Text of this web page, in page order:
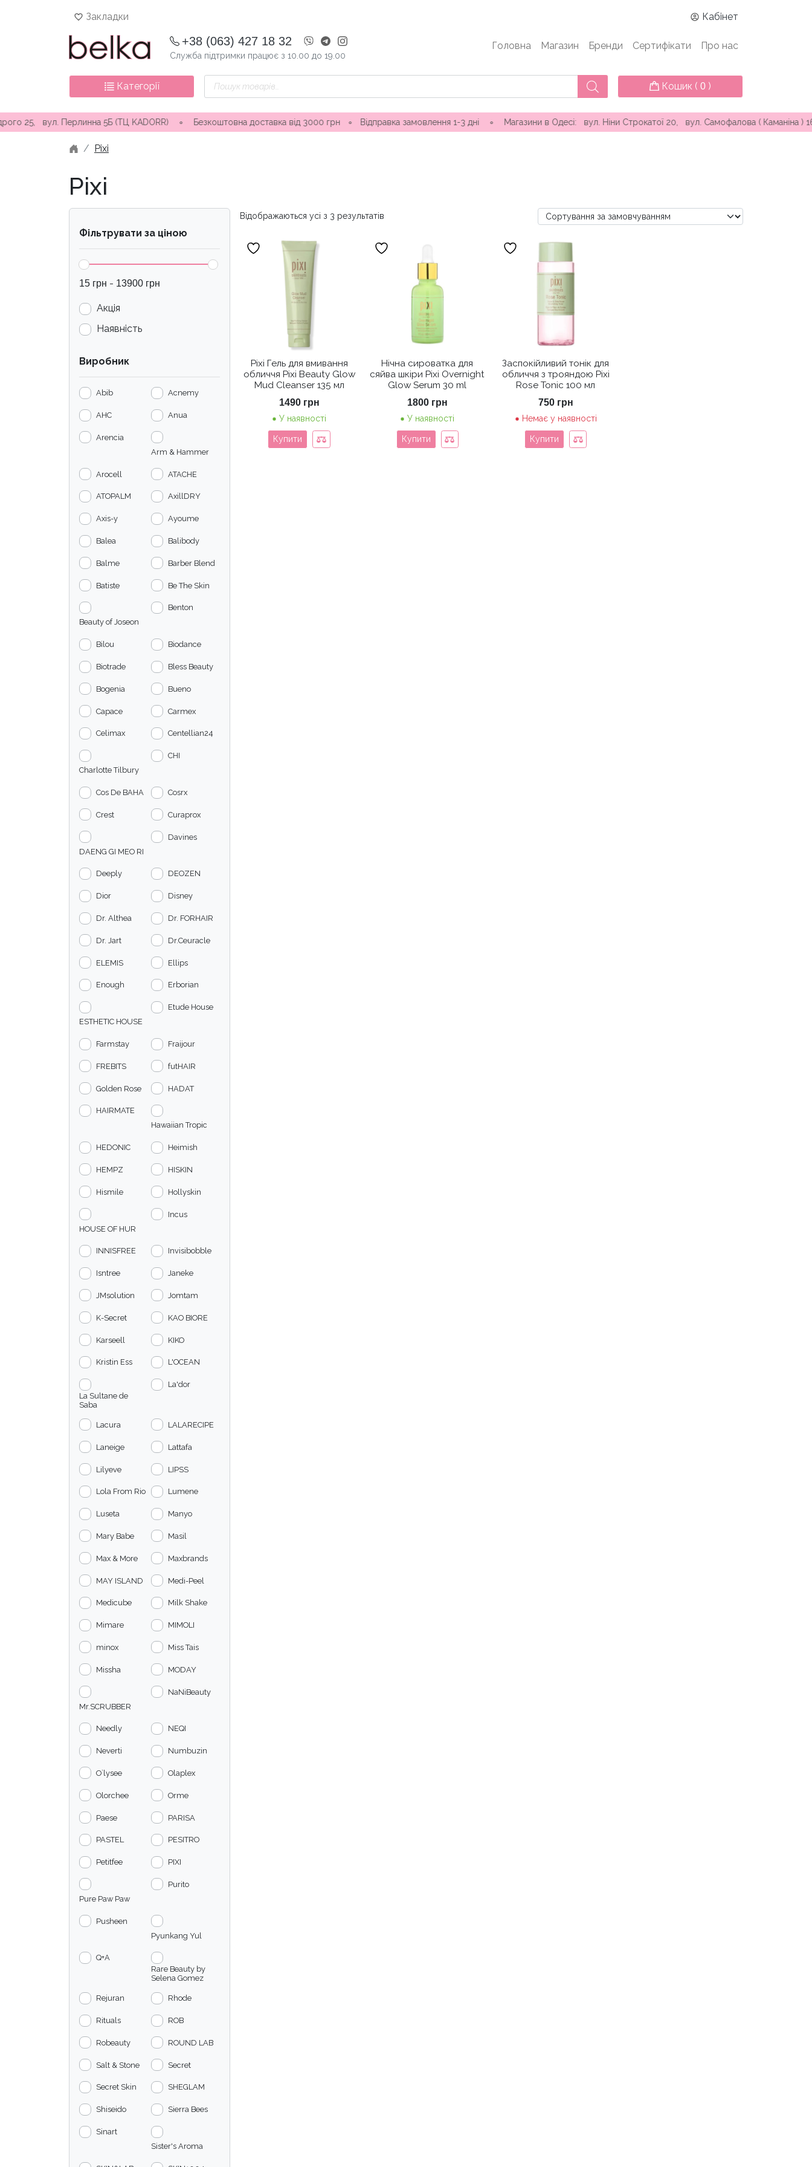
Закладки Кабінет
+38 (063) 427 18 32
Служба підтримки працює з 10.00 до 19.00
Головна Магазин Бренди Сертифікати Про нас
Категорії
Пошук
товарів
Кошик ( 0 )
5Б (ТЦ KADORR) ∘ Безкоштовна доставка від 3000 грн∘Відправка замовлення 1-3 дні ∘ Магазини в Одесі: вул. Ніни Строкатої 20, вул. Самофалова ( Каманіна ) 16А,
Pixi
Pixi
Фільтрувати за ціною
15 грн - 13900 грн
Акція
Наявність
Виробник
Abib Acnemy
AHC Anua
Arencia
Arm & Hammer
Arocell ATACHE
ATOPALM AxillDRY
Axis-y Ayoume
Balea Balibody
Balme Barber Blend
Batiste Be The Skin
Beauty of Joseon
Benton
Bilou Biodance
Biotrade Bless Beauty
Bogenia Bueno
Capace Carmex
Celimax Centellian24
Charlotte Tilbury
CHI
Cos De BAHA Cosrx
Crest Curaprox
DAENG GI MEO RI
Davines
Deeply DEOZEN
Dior Disney
Dr. Althea Dr. FORHAIR
Dr. Jart Dr.Ceuracle
ELEMIS Ellips
Enough Erborian
ESTHETIC HOUSE
Etude House
Farmstay Fraijour
FREBITS futHAIR
Golden Rose HADAT
HAIRMATE
Hawaiian Tropic
HEDONIC Heimish
HEMPZ HISKIN
Hismile Hollyskin
HOUSE OF HUR
Incus
INNISFREE Invisibobble
Isntree Janeke
JMsolution Jomtam
K-Secret KAO BIORE
Karseell KIKO
Kristin Ess L'OCEAN
La Sultane de
Saba
La'dor
Lacura LALARECIPE
Laneige Lattafa
Lilyeve LIPSS
Lola From Rio Lumene
Luseta Manyo
Mary Babe Masil
Max & More Maxbrands
MAY ISLAND Medi-Peel
Medicube Milk Shake
Mimare MIMOLI
minox Miss Tais
Missha MODAY
Mr.SCRUBBER
NaNiBeauty
Needly NEQI
Neverti Numbuzin
O`lysee Olaplex
Olorchee Orme
Paese PARISA
PASTEL PESITRO
Petitfee PIXI
Pure Paw Paw
Purito
Pusheen
Pyunkang Yul
Q+A
Rare Beauty by
Selena Gomez
Rejuran Rhode
Rituals ROB
Robeauty ROUND LAB
Salt & Stone Secret
Secret Skin SHEGLAM
Shiseido Sierra Bees
Sinart
Sister's Aroma
Відображаються усі з 3 результатів
Pixi Гель для вмивання
обличчя Pixi Beauty Glow
Mud Cleanser 135 мл
1490 грн
У наявності
Купити
Нічна сироватка для
сяйва шкіри Pixi Overnight
Glow Serum 30 ml
1800 грн
У наявності
Купити
Заспокійливий тонік для
обличчя з трояндою Pixi
Rose Tonic 100 мл
750 грн
Немає у наявності
Купити